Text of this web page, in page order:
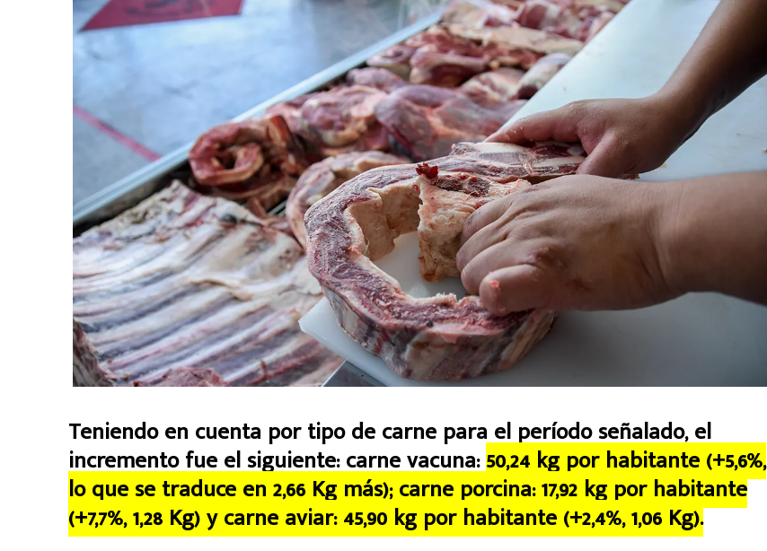
Teniendo en cuenta por tipo de carne para el período señalado, el
incremento fue el siguiente: carne vacuna:50,24 kg por habitante (+5,6%,
lo que se traduce en 2,66 Kg más); carne porcina: 17,92 kg por habitante
(+7,7%, 1,28 Kg) y carne aviar: 45,90 kg por habitante (+2,4%, 1,06 Kg).